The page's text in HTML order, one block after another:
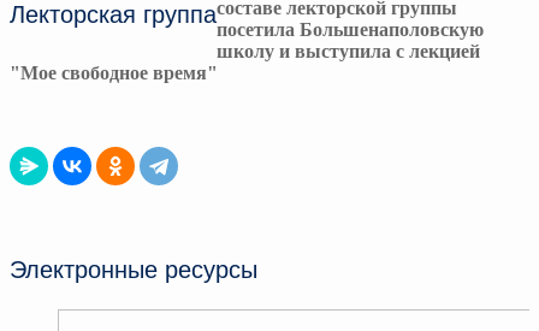
Лекторская группасоставе лекторской группы
посетила Большенаполовскую
школу и выступила с лекцией
"Мое свободное время"
Электронные ресурсы